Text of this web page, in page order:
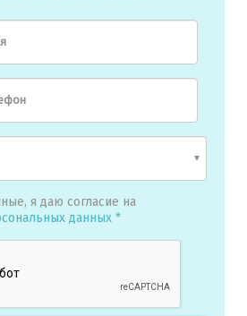
я даю согласие на
данных *